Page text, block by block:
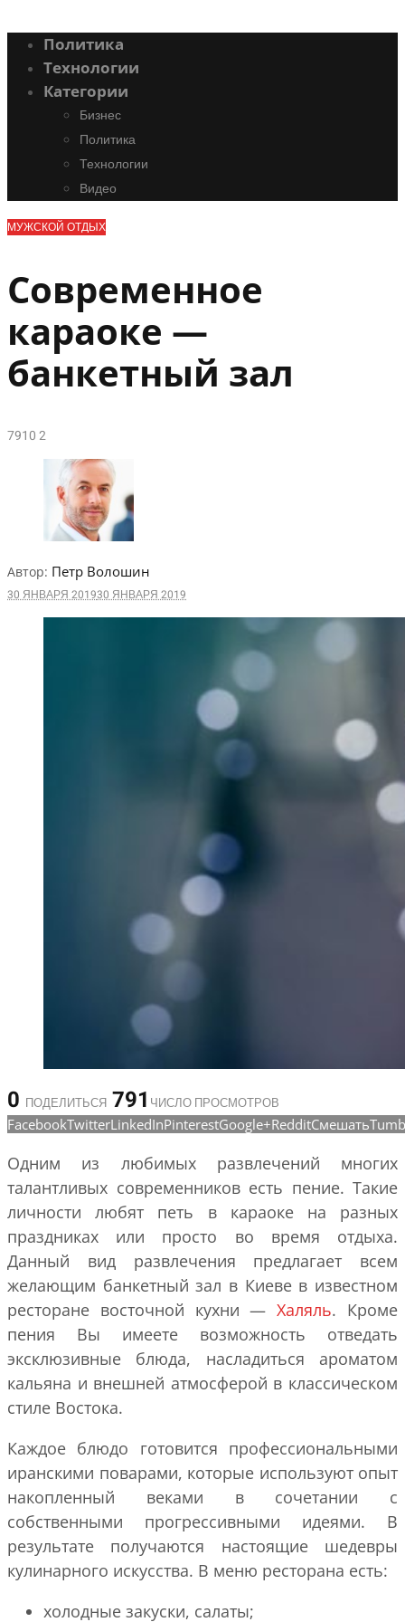
Политика
Технологии
Категории
Бизнес
Политика
Технологии
Видео
МУЖСКОЙ ОТДЫХ
Современное
караоке —
банкетный зал
79102
Автор: Петр Волошин
30 ЯНВАРЯ 201930 ЯНВАРЯ 2019
0 ПОДЕЛИТЬСЯ 791 ЧИСЛО ПРОСМОТРОВ
FacebookTwitterLinkedInPinterestGoogle+RedditСмешать
Одним из любимых развлечений многих
талантливых современников есть пение. Такие
личности любят петь в караоке на разных
праздниках или просто во время отдыха.
Данный вид развлечения предлагает всем
желающим банкетный зал в Киеве в известном
ресторане восточной кухни —Халяль. Кроме
пения Вы имеете возможность отведать
эксклюзивные блюда, насладиться ароматом
кальяна и внешней атмосферой в классическом
стиле Востока.
Каждое блюдо готовится профессиональными
иранскими поварами, которые используют опыт
накопленный веками в сочетании с
собственными прогрессивными идеями. В
результате получаются настоящие шедевры
кулинарного искусства. В меню ресторана есть:
холодные закуски, салаты;